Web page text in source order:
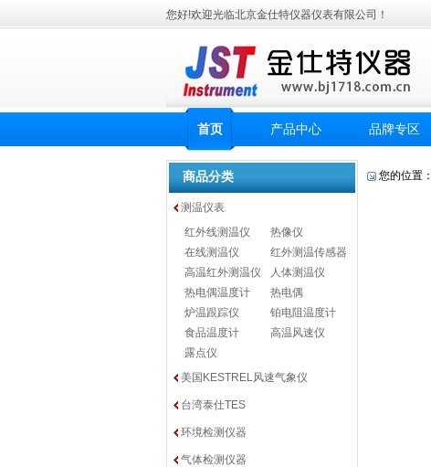
您好!欢迎光临北京金仕特仪器仪表有限公司！
首页 产品中心 品牌专区
商品分类
测温仪表
红外线测温仪
热像仪
在线测温仪
红外测温传感器
高温红外测温仪
人体测温仪
热电偶温度计
热电偶
炉温跟踪仪
铂电阻温度计
食品温度计
高温风速仪
露点仪
美国KESTREL风速气象仪
台湾泰仕TES
环境检测仪器
气体检测仪器
您的位置：